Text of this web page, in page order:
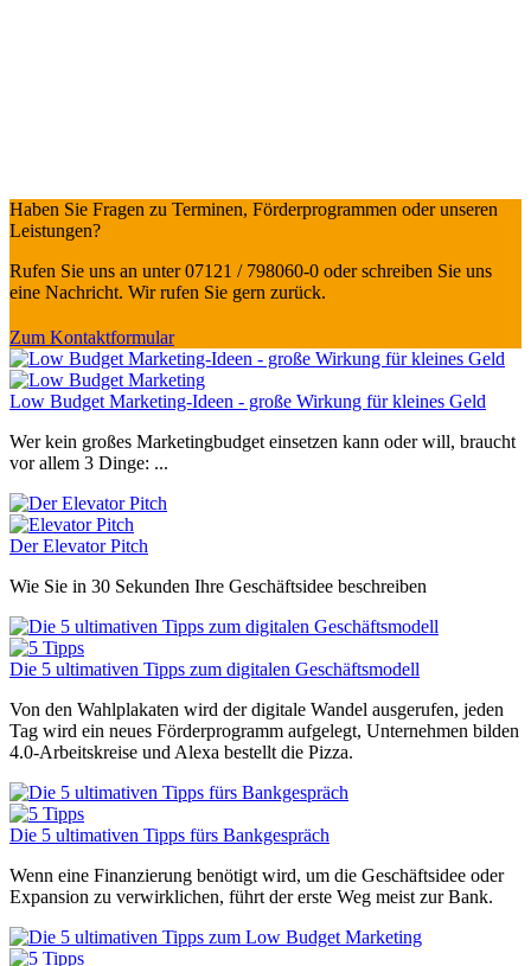
Haben Sie Fragen zu Terminen, Förderprogrammen oder unseren
Leistungen?
Rufen Sie uns an unter 07121 / 798060-0 oder schreiben Sie uns
eine Nachricht. Wir rufen Sie gern zurück.
Zum Kontaktformular
Low Budget Marketing-Ideen - große Wirkung für kleines Geld
Wer kein großes Marketingbudget einsetzen kann oder will, braucht
vor allem 3 Dinge: ...
Der Elevator Pitch
Wie Sie in 30 Sekunden Ihre Geschäftsidee beschreiben
Die 5 ultimativen Tipps zum digitalen Geschäftsmodell
Von den Wahlplakaten wird der digitale Wandel ausgerufen, jeden
Tag wird ein neues Förderprogramm aufgelegt, Unternehmen bilden
4.0-Arbeitskreise und Alexa bestellt die Pizza.
Die 5 ultimativen Tipps fürs Bankgespräch
Wenn eine Finanzierung benötigt wird, um die Geschäftsidee oder
Expansion zu verwirklichen, führt der erste Weg meist zur Bank.